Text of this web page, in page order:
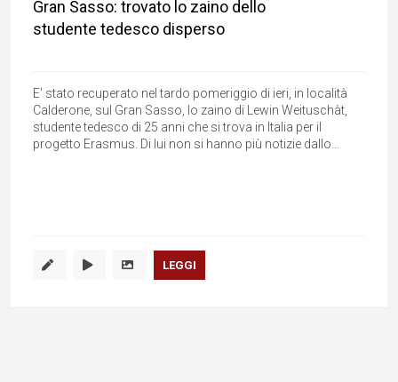
Gran Sasso: trovato lo zaino dello
studente tedesco disperso
E' stato recuperato nel tardo pomeriggio di ieri, in località
Calderone, sul Gran Sasso, lo zaino di Lewin Weituschàt,
studente tedesco di 25 anni che si trova in Italia per il
progetto Erasmus. Di lui non si hanno più notizie dallo...
LEGGI